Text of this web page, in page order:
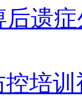
后遗
培